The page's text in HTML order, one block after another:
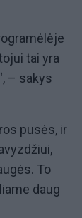
tai yra
– sakys
pusės, ir
To
daug